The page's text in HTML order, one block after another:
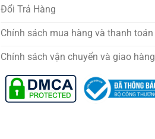
Đổi Trả Hàng
Chính sách mua hàng và thanh toán
Chính sách vận chuyển và giao hàng